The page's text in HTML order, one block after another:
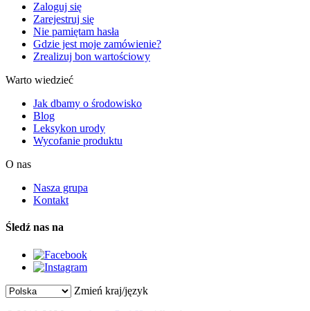
Zaloguj się
Zarejestruj się
Nie pamiętam hasła
Gdzie jest moje zamówienie?
Zrealizuj bon wartościowy
Warto wiedzieć
Jak dbamy o środowisko
Blog
Leksykon urody
Wycofanie produktu
O nas
Nasza grupa
Kontakt
Śledź nas na
Zmień kraj/język